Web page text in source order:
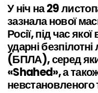
У ніч на 29
зазнала нової
Росії, під час
ударні
(БПЛА), серед
«Shahed», а
невстановленого